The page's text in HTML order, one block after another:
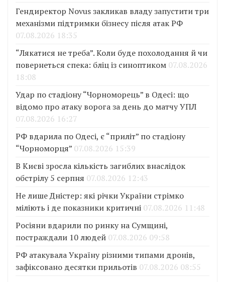
Гендиректор Novus закликав владу запустити три
механізми підтримки бізнесу після атак РФ
07.08.2026 18:35
“Лякатися не треба”. Коли буде похолодання й чи
повернеться спека: бліц із синоптиком 07.08.2026
18:08
Удар по стадіону “Чорноморець” в Одесі: що
відомо про атаку ворога за день до матчу УПЛ
07.08.2026 16:27
РФ вдарила по Одесі, є “приліт” по стадіону
“Чорноморця” 07.08.2026 15:39
В Києві зросла кількість загиблих внаслідок
обстрілу 5 серпня 07.08.2026 12:43
Не лише Дністер: які річки України стрімко
міліють і де показники критичні 07.08.2026 11:48
Росіяни вдарили по ринку на Сумщині,
постраждали 10 людей 07.08.2026 09:58
РФ атакувала Україну різними типами дронів,
зафіксовано десятки прильотів 07.08.2026 08:55